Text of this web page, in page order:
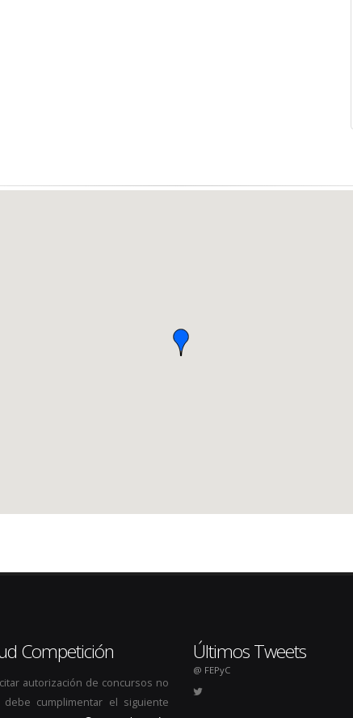
Competición
autorización de concursos no
debe cumplimentar el siguiente
Últimos Tweets
@ FEPyC